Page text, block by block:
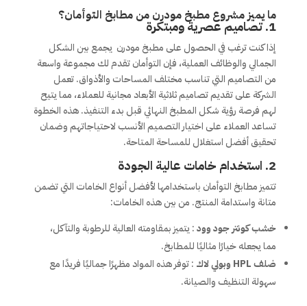
ما يميز مشروع مطبخ مودرن من مطابخ التوأمان؟
1. تصاميم عصرية ومبتكرة
إذا كنت ترغب في الحصول على مطبخ مودرن يجمع بين الشكل
الجمالي والوظائف العملية، فإن التوأمان تقدم لك مجموعة واسعة
من التصاميم التي تناسب مختلف المساحات والأذواق. تعمل
الشركة على تقديم تصاميم ثلاثية الأبعاد مجانية للعملاء، مما يتيح
لهم فرصة رؤية شكل المطبخ النهائي قبل بدء التنفيذ. هذه الخطوة
تساعد العملاء على اختيار التصميم الأنسب لاحتياجاتهم وضمان
تحقيق أفضل استغلال للمساحة المتاحة.
2. استخدام خامات عالية الجودة
تتميز مطابخ التوأمان باستخدامها لأفضل أنواع الخامات التي تضمن
متانة واستدامة المنتج. من بين هذه الخامات:
خشب كونتر جود وود: يتميز بمقاومته العالية للرطوبة والتآكل،
مما يجعله خيارًا مثاليًا للمطابخ.
ضلف HPL وبولي لاك
: توفر هذه المواد مظهرًا جماليًا فريدًا مع
سهولة التنظيف والصيانة.